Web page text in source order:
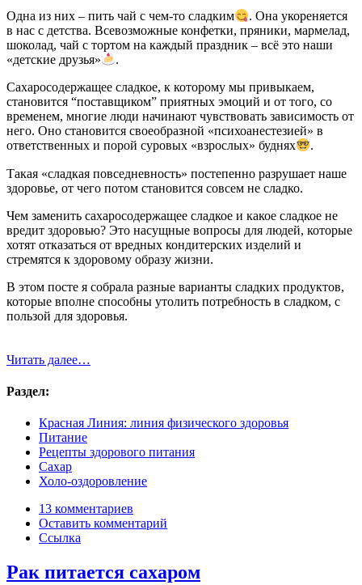
Одна из них – пить чай с чем-то сладким
. Она укореняется
в нас с детства. Всевозможные конфетки, пряники, мармелад,
шоколад, чай с тортом на каждый праздник – всё это наши
«детские друзья»
.
Сахаросодержащее сладкое, к которому мы привыкаем,
становится “поставщиком” приятных эмоций и от того, со
временем, многие люди начинают чувствовать зависимость от
него. Оно становится своеобразной «психоанестезией» в
ответственных и порой суровых «взрослых» буднях
.
Такая «сладкая повседневность» постепенно разрушает наше
здоровье, от чего потом становится совсем не сладко.
Чем заменить сахаросодержащее сладкое и какое сладкое не
вредит здоровью? Это насущные вопросы для людей, которые
хотят отказаться от вредных кондитерских изделий и
стремятся к здоровому образу жизни.
В этом посте я собрала разные варианты сладких продуктов,
которые вполне способны утолить потребность в сладком, с
пользой для здоровья.
Читать далее…
Раздел:
Красная Линия: линия физического здоровья
Питание
Рецепты здорового питания
Сахар
Холо-оздоровление
13 комментариев
Оставить комментарий
Ссылка
Рак питается сахаром